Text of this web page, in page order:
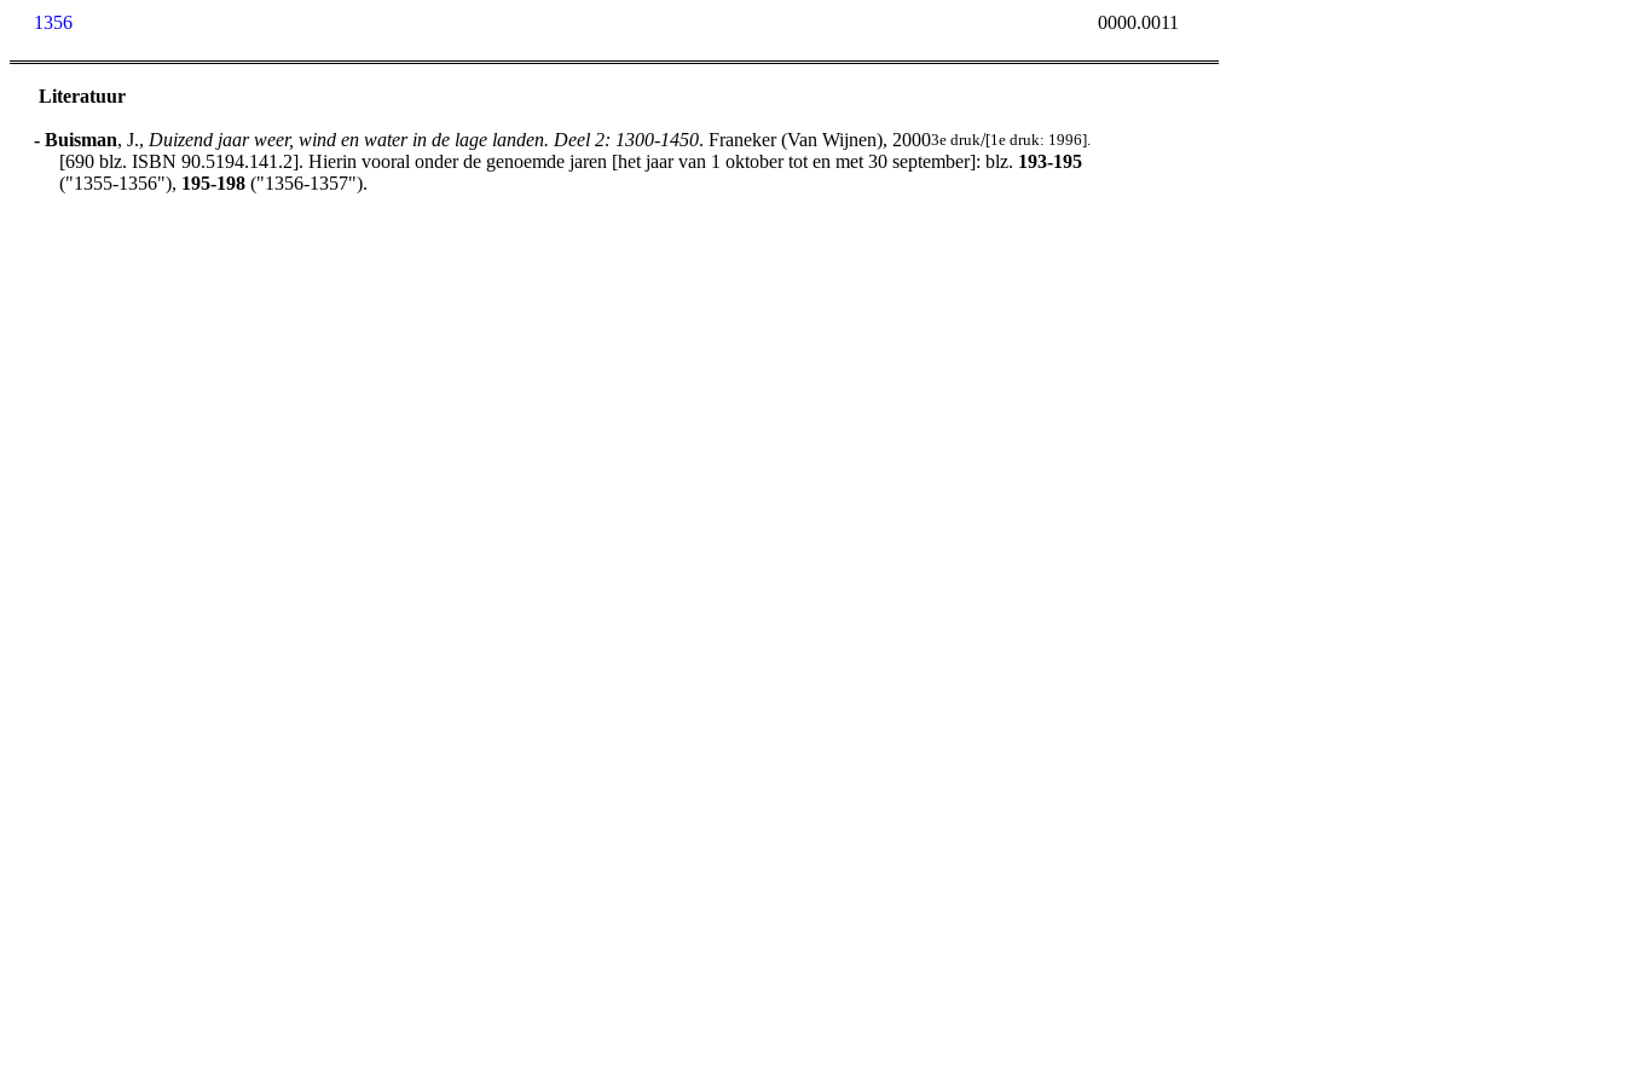
1356 0000.0011
Literatuur
- Buisman, J., Duizend jaar weer, wind en water in de lage landen. Deel 2: 1300-1450. Franeker (Van Wijnen), 20003e druk/[1e druk: 1996].
[690 blz. ISBN 90.5194.141.2]. Hierin vooral onder de genoemde jaren [het jaar van 1 oktober tot en met 30 september]: blz. 193-195
("1355-1356"), 195-198 ("1356-1357").